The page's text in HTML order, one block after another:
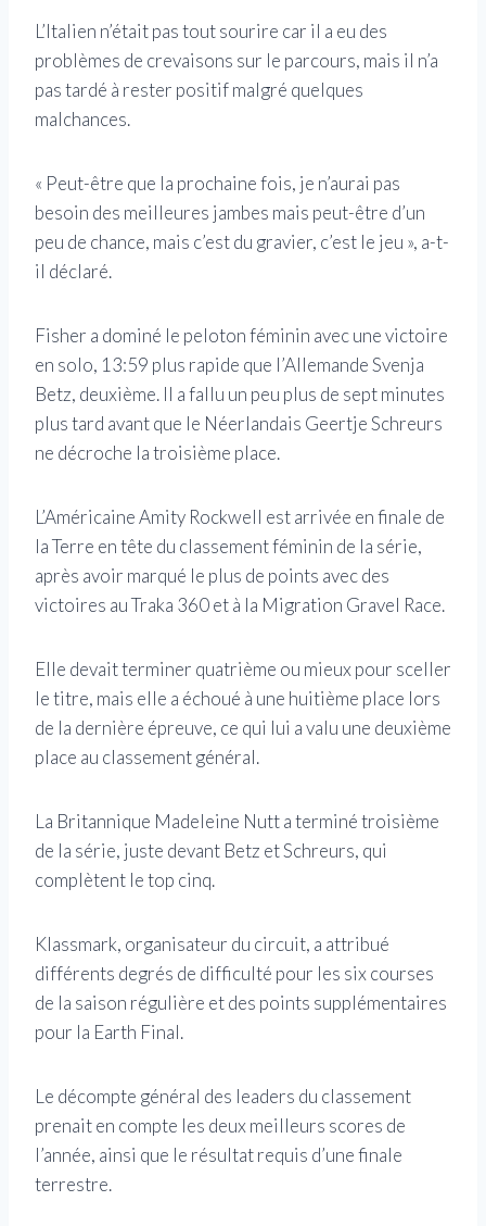
L’Italien n’était pas tout sourire car il a eu des
problèmes de crevaisons sur le parcours, mais il n’a
pas tardé à rester positif malgré quelques
malchances.
« Peut-être que la prochaine fois, je n’aurai pas
besoin des meilleures jambes mais peut-être d’un
peu de chance, mais c’est du gravier, c’est le jeu », a-t-
il déclaré.
Fisher a dominé le peloton féminin avec une victoire
en solo, 13:59 plus rapide que l’Allemande Svenja
Betz, deuxième. Il a fallu un peu plus de sept minutes
plus tard avant que le Néerlandais Geertje Schreurs
ne décroche la troisième place.
L’Américaine Amity Rockwell est arrivée en finale de
la Terre en tête du classement féminin de la série,
après avoir marqué le plus de points avec des
victoires au Traka 360 et à la Migration Gravel Race.
Elle devait terminer quatrième ou mieux pour sceller
le titre, mais elle a échoué à une huitième place lors
de la dernière épreuve, ce qui lui a valu une deuxième
place au classement général.
La Britannique Madeleine Nutt a terminé troisième
de la série, juste devant Betz et Schreurs, qui
complètent le top cinq.
Klassmark, organisateur du circuit, a attribué
différents degrés de difficulté pour les six courses
de la saison régulière et des points supplémentaires
pour la Earth Final.
Le décompte général des leaders du classement
prenait en compte les deux meilleurs scores de
l’année, ainsi que le résultat requis d’une finale
terrestre.